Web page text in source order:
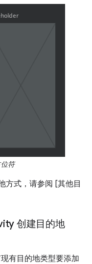
符
方式，请参阅 [其他目
创建目的地
有目的地类型要添加